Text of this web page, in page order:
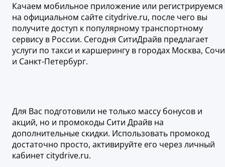
Качаем мобильное приложение или регистрируемся
на официальном сайте citydrive.ru, после чего вы
получите доступ к популярному транспортному
сервису в России. Сегодня СитиДрайв предлагает
услуги по такси и каршерингу в городах Москва, Сочи
и Санкт-Петербург.
Для Вас подготовили не только массу бонусов и
акций, но и промокоды Сити Драйв на
дополнительные скидки. Использовать промокод
достаточно просто, активируйте его через личный
кабинет citydrive.ru.